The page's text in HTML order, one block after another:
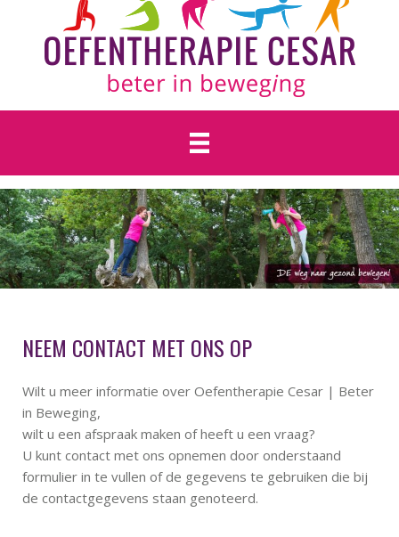
NEEM CONTACT MET ONS OP
Wilt u meer informatie over Oefentherapie Cesar | Beter
in Beweging,
wilt u een afspraak maken of heeft u een vraag?
U kunt contact met ons opnemen door onderstaand
formulier in te vullen of de gegevens te gebruiken die bij
de contactgegevens staan genoteerd.